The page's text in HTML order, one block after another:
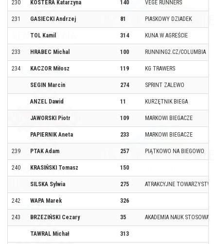
230 KOSTERA Katarzyna 140 VEGE RUNNERS
231 GASIECKI Andrzej 81 PIASKOWY DZIADEK
TOL Kamil 314 KUNA W AGREŚCIE
233 HRABEC Michal 100 RUNNING2.CZ/COLUMBIA
234 KACZOR Miłosz 119 KG TRAWERS
SEGIN Marcin 274 SPRINT ZALEWO
ANZEL Dawid 11 KURZĘTNIK BIEGA
JAWORSKI Piotr 109 MARKOWI BIEGACZE
PAPIERNIK Aneta 233 MARKOWI BIEGACZE
239 PTAK Adam 257 PIĄTKOWO NA BIEGOWO
240 KRASIŃSKI Tomasz 150
SILSKA Sylwia 275 ATRAKCYJNE TOWARZYSTWO
242 WAPA Marek 326
243 BRZEZIŃSKI Cezary 35 AKADEMIA NAUK
TAWRAL Michał 313